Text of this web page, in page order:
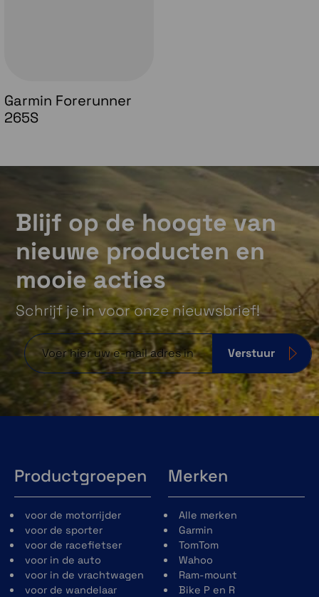
Garmin Forerunner
265S
Blijf op de hoogte van
nieuwe producten en
mooie acties
Schrijf je in voor onze nieuwsbrief!
Verstuur
Productgroepen
voor de motorrijder
voor de sporter
voor de racefietser
voor in de auto
voor in de vrachtwagen
voor de wandelaar
Merken
Alle merken
Garmin
TomTom
Wahoo
Ram-mount
Bike P en R